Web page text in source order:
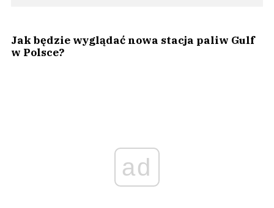
Jak będzie wyglądać nowa stacja paliw Gulf
w Polsce?
ad